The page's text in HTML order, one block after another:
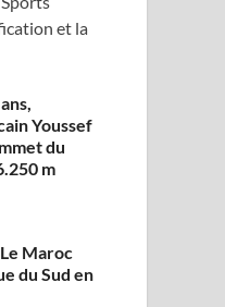
et la
Youssef
du
m
Maroc
du Sud en